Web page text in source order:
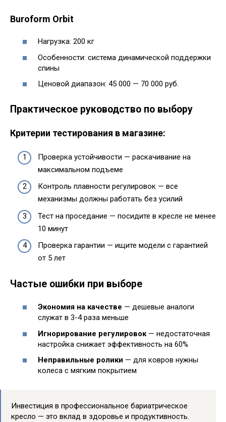
Buroform Orbit
Нагрузка: 200 кг
Особенности: система динамической поддержки
спины
Ценовой диапазон: 45 000 — 70 000 руб.
Практическое руководство по выбору
Критерии тестирования в магазине:
Проверка устойчивости — раскачивание на
максимальном подъеме
Контроль плавности регулировок — все
механизмы должны работать без усилий
Тест на проседание — посидите в кресле не менее
10 минут
Проверка гарантии — ищите модели с гарантией
от 5 лет
Частые ошибки при выборе
Экономия на качестве — дешевые аналоги
служат в 3-4 раза меньше
Игнорирование регулировок— недостаточная
настройка снижает эффективность на 60%
Неправильные ролики — для ковров нужны
колеса с мягким покрытием
Инвестиция в профессиональное бариатрическое
кресло — это вклад в здоровье и продуктивность.